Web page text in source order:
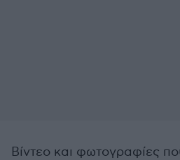
Βίντεο και φωτογραφίες